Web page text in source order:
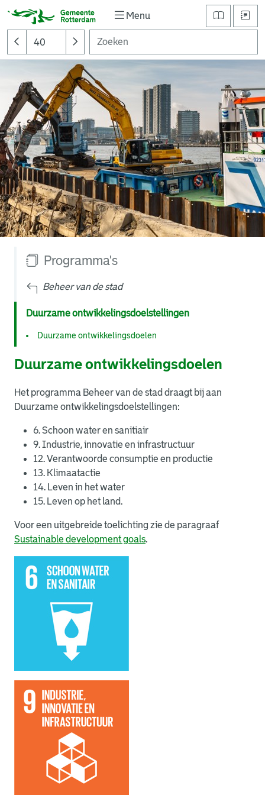
Menu
Programma's
Beheer van de stad
Duurzame ontwikkelingsdoelstellingen
Duurzame ontwikkelingsdoelen
Duurzame ontwikkelingsdoelen
Het programma Beheer van de stad draagt bij aan
Duurzame ontwikkelingsdoelstellingen:
6. Schoon water en sanitiair
9. Industrie, innovatie en infrastructuur
12. Verantwoorde consumptie en productie
13. Klimaatactie
14. Leven in het water
15. Leven op het land.
Voor een uitgebreide toelichting zie de paragraaf
Sustainable development goals.